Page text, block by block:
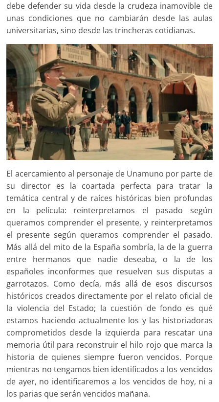
debe defender su vida desde la crudeza inamovible de
unas condiciones que no cambiarán desde las aulas
universitarias, sino desde las trincheras cotidianas.
El acercamiento al personaje de Unamuno por parte de
su director es la coartada perfecta para tratar la
temática central y de raíces históricas bien profundas
en la película: reinterpretamos el pasado según
queramos comprender el presente, y reinterpretamos
el presente según queramos comprender el pasado.
Más allá del mito de la España sombría, la de la guerra
entre hermanos que nadie deseaba, o la de los
españoles inconformes que resuelven sus disputas a
garrotazos. Como decía, más allá de esos discursos
históricos creados directamente por el relato oficial de
la violencia del Estado; la cuestión de fondo es qué
estamos haciendo actualmente los y las historiadoras
comprometidos desde la izquierda para rescatar una
memoria útil para reconstruir el hilo rojo que marca la
historia de quienes siempre fueron vencidos. Porque
mientras no tengamos bien identificados a los vencidos
de ayer, no identificaremos a los vencidos de hoy, ni a
los parias que serán vencidos mañana.